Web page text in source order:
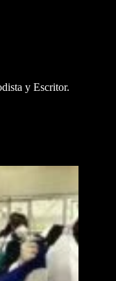
y Escritor.